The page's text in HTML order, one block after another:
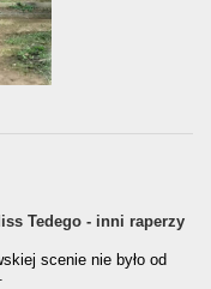
Tedego - inni raperzy
scenie nie było od